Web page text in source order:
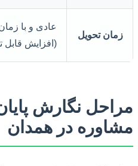
زمان تحویل
عادی و با
(افزایش قابل
مراحل نگارش
مشاوره در همدان